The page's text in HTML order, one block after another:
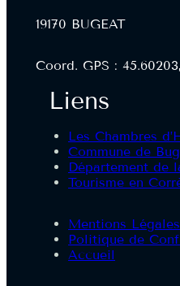
19170 BUGEAT
Coord. GPS :
Liens
Les Chambres
Commune de
Département de
Tourisme en
Mentions Légales
Politique de
Accueil